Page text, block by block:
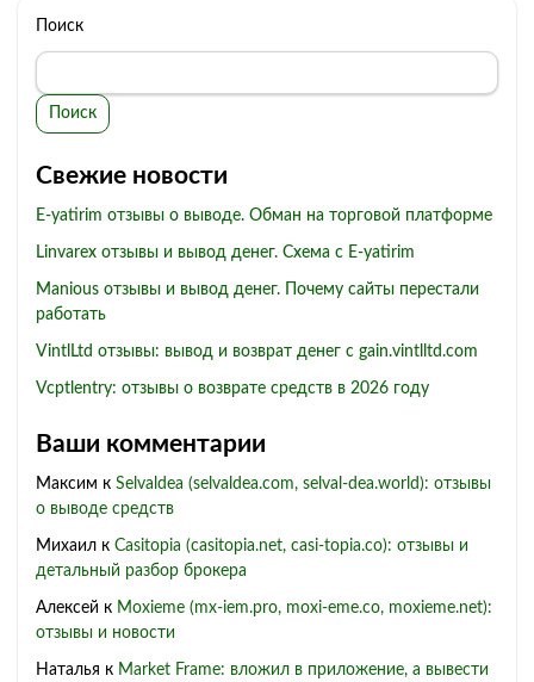
Поиск
Поиск
Свежие новости
E-yatirim отзывы о выводе. Обман на торговой платформе
Linvarex отзывы и вывод денег. Схема с E-yatirim
Manious отзывы и вывод денег. Почему сайты перестали
работать
VintlLtd отзывы: вывод и возврат денег с gain.vintlltd.com
Vcptlentry: отзывы о возврате средств в 2026 году
Ваши комментарии
Максим к Selvaldea (selvaldea.com, selval-dea.world): отзывы
о выводе средств
Михаил к Casitopia (casitopia.net, casi-topia.co): отзывы и
детальный разбор брокера
Алексей к Moxieme (mx-iem.pro, moxi-eme.co, moxieme.net):
отзывы и новости
Наталья к Market Frame: вложил в приложение, а вывести